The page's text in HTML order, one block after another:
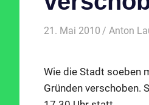
21. Mai 2010 Anton
Wie die Stadt soeben
Gründen verschoben.